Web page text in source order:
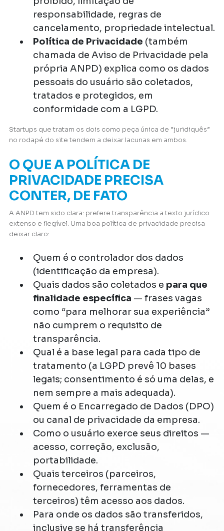
responsabilidade, regras de
cancelamento, propriedade intelectual.
Política de Privacidade (também
chamada de Aviso de Privacidade pela
própria ANPD) explica como os dados
pessoais do usuário são coletados,
tratados e protegidos, em
conformidade com a LGPD.
Startups que tratam os dois como peça única de “juridiquês”
no rodapé do site tendem a deixar lacunas em ambos.
O QUE A POLÍTICA DE
PRIVACIDADE PRECISA
CONTER, DE FATO
A ANPD tem sido clara: prefere transparência a texto jurídico
extenso e ilegível. Uma boa política de privacidade precisa
deixar claro:
Quem é o controlador dos dados
(identificação da empresa).
Quais dados são coletados e para que
finalidade específica — frases vagas
como “para melhorar sua experiência”
não cumprem o requisito de
transparência.
Qual é a base legal para cada tipo de
tratamento (a LGPD prevê 10 bases
legais; consentimento é só uma delas, e
nem sempre a mais adequada).
Quem é o Encarregado de Dados (DPO)
ou canal de privacidade da empresa.
Como o usuário exerce seus direitos —
acesso, correção, exclusão,
portabilidade.
Quais terceiros (parceiros,
fornecedores, ferramentas de
terceiros) têm acesso aos dados.
Para onde os dados são transferidos,
inclusive se há transferência